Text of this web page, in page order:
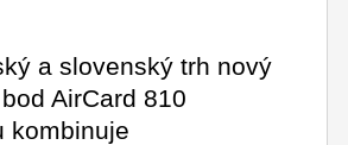
a slovenský trh nový
AirCard 810
kombinuje